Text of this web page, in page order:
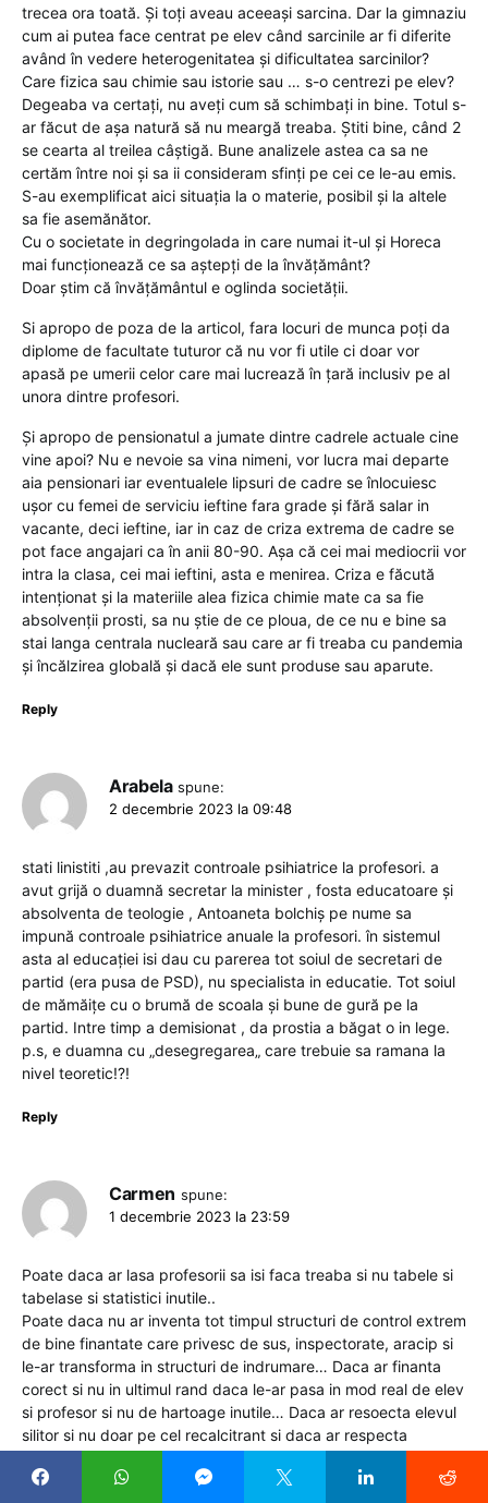
trecea ora toată. Și toți aveau aceeași sarcina. Dar la gimnaziu
cum ai putea face centrat pe elev când sarcinile ar fi diferite
având în vedere heterogenitatea și dificultatea sarcinilor?
Care fizica sau chimie sau istorie sau … s-o centrezi pe elev?
Degeaba va certați, nu aveți cum să schimbați in bine. Totul s-
ar făcut de așa natură să nu meargă treaba. Știti bine, când 2
se cearta al treilea câștigă. Bune analizele astea ca sa ne
certăm între noi și sa ii consideram sfinți pe cei ce le-au emis.
S-au exemplificat aici situația la o materie, posibil și la altele
sa fie asemănător.
Cu o societate in degringolada in care numai it-ul și Horeca
mai funcționează ce sa aștepți de la învățământ?
Doar știm că învățământul e oglinda societății.
Si apropo de poza de la articol, fara locuri de munca poți da
diplome de facultate tuturor că nu vor fi utile ci doar vor
apasă pe umerii celor care mai lucrează în țară inclusiv pe al
unora dintre profesori.
Și apropo de pensionatul a jumate dintre cadrele actuale cine
vine apoi? Nu e nevoie sa vina nimeni, vor lucra mai departe
aia pensionari iar eventualele lipsuri de cadre se înlocuiesc
ușor cu femei de serviciu ieftine fara grade și fără salar in
vacante, deci ieftine, iar in caz de criza extrema de cadre se
pot face angajari ca în anii 80-90. Așa că cei mai mediocrii vor
intra la clasa, cei mai ieftini, asta e menirea. Criza e făcută
intenționat și la materiile alea fizica chimie mate ca sa fie
absolvenții prosti, sa nu știe de ce ploua, de ce nu e bine sa
stai langa centrala nucleară sau care ar fi treaba cu pandemia
și încălzirea globală și dacă ele sunt produse sau aparute.
Reply
Arabela spune:
2 decembrie 2023 la 09:48
stati linistiti ,au prevazit controale psihiatrice la profesori. a
avut grijă o duamnă secretar la minister , fosta educatoare și
absolventa de teologie , Antoaneta bolchiș pe nume sa
impună controale psihiatrice anuale la profesori. în sistemul
asta al educației isi dau cu parerea tot soiul de secretari de
partid (era pusa de PSD), nu specialista in educatie. Tot soiul
de mămăițe cu o brumă de scoala și bune de gură pe la
partid. Intre timp a demisionat , da prostia a băgat o in lege.
p.s, e duamna cu „desegregarea„ care trebuie sa ramana la
nivel teoretic!?!
Reply
Carmen spune:
1 decembrie 2023 la 23:59
Poate daca ar lasa profesorii sa isi faca treaba si nu tabele si
tabelase si statistici inutile..
Poate daca nu ar inventa tot timpul structuri de control extrem
de bine finantate care privesc de sus, inspectorate, aracip si
le-ar transforma in structuri de indrumare… Daca ar finanta
corect si nu in ultimul rand daca le-ar pasa in mod real de elev
si profesor si nu de hartoage inutile… Daca ar resoecta elevul
silitor si nu doar pe cel recalcitrant si daca ar respecta
ceea ce priveste invatamantul din Romania, nu se vrea si mai